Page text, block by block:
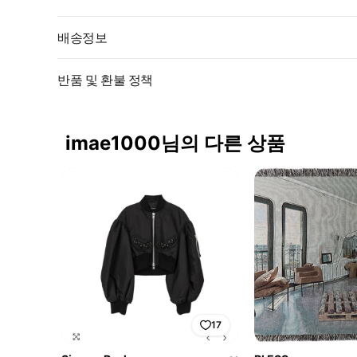
배송정보
반품 및 환불 정책
imae1000님의 다른 상품
17